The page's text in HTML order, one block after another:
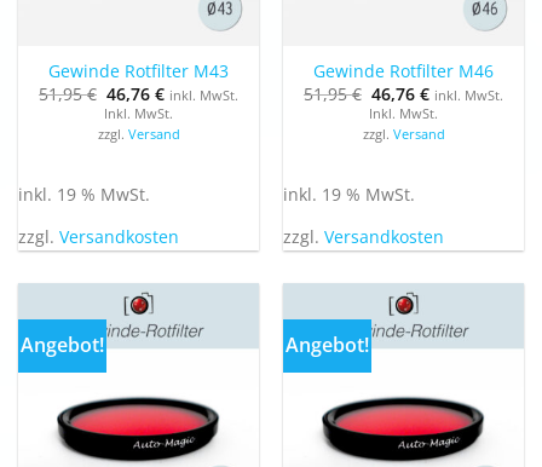
Gewinde Rotfilter M43
51,95€ Ursprünglicher
Preis
war:
51,95 €
46,76€Aktueller
Preis
ist:
46,76 €.
inkl. MwSt.
Inkl. MwSt.
zzgl. Versand
inkl. 19 % MwSt.
zzgl. Versandkosten
Gewinde Rotfilter M46
51,95€ Ursprünglicher
Preis
war:
51,95 €
46,76€Aktueller
Preis
ist:
46,76 €.
inkl. MwSt.
Inkl. MwSt.
zzgl. Versand
inkl. 19 % MwSt.
zzgl. Versandkosten
Angebot! Angebot!